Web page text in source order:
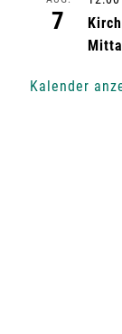
7
Kalender